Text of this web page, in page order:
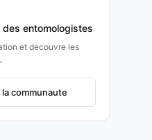
des entomologistes
et decouvre les
communaute